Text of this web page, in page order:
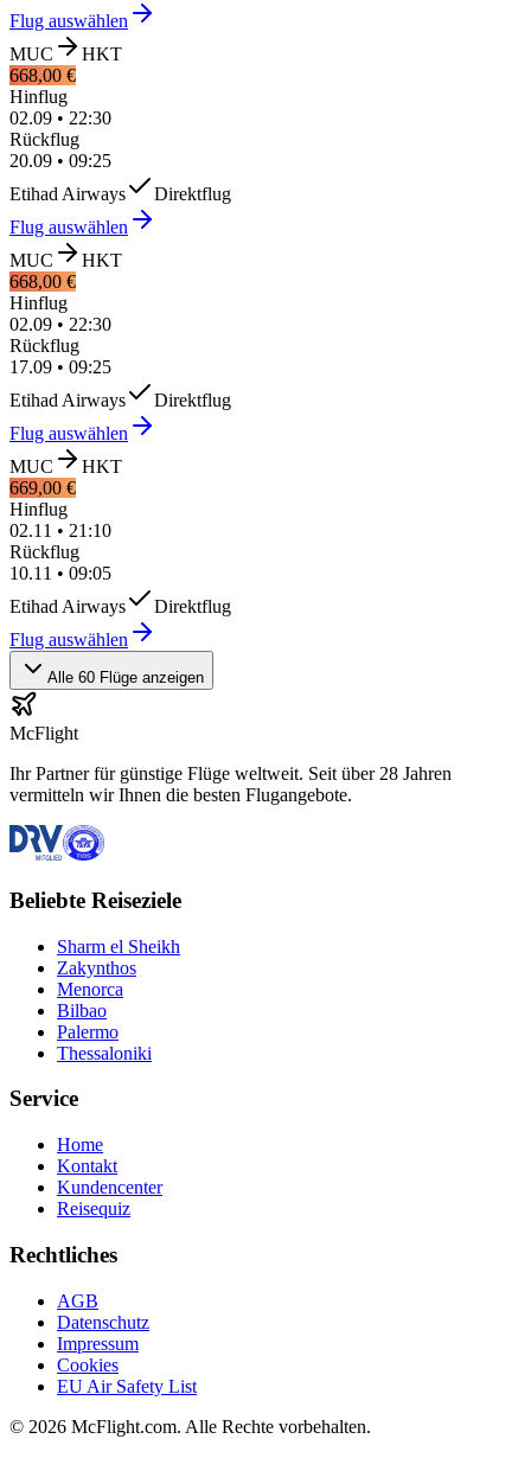
Flug auswählen
MUC
HKT
668,00 €
Hinflug
02.09 • 22:30
Rückflug
20.09 • 09:25
Etihad Airways
Direktflug
Flug auswählen
MUC
HKT
668,00 €
Hinflug
02.09 • 22:30
Rückflug
17.09 • 09:25
Etihad Airways
Direktflug
Flug auswählen
MUC
HKT
669,00 €
Hinflug
02.11 • 21:10
Rückflug
10.11 • 09:05
Etihad Airways
Direktflug
Flug auswählen
Alle 60 Flüge anzeigen
McFlight
Ihr Partner für günstige Flüge weltweit. Seit über 28 Jahren
vermitteln wir Ihnen die besten Flugangebote.
Beliebte Reiseziele
Sharm el Sheikh
Zakynthos
Menorca
Bilbao
Palermo
Thessaloniki
Service
Home
Kontakt
Kundencenter
Reisequiz
Rechtliches
AGB
Datenschutz
Impressum
Cookies
EU Air Safety List
© 2026 McFlight.com. Alle Rechte vorbehalten.